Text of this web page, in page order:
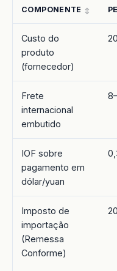
COMPONENTE
Custo do
produto
(fornecedor)
Frete
internacional
embutido
IOF sobre
pagamento em
dólar/yuan
Imposto de
importação
(Remessa
Conforme)